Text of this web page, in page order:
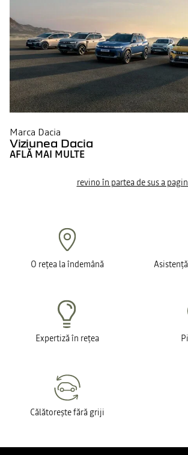
Marca Dacia
Viziunea Dacia
AFLĂ MAI MULTE
revino în partea de sus a
O rețea la îndemână
Expertiză în rețea
Călătorește fără griji